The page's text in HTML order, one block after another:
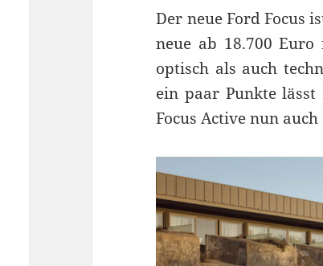
Der neue Ford Focus
neue ab 18.700
optisch als auch
ein paar Punkte
Focus Active nun